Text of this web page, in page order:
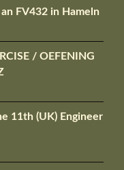
FV432 in Hameln
/ OEFENING
11th (UK) Engineer